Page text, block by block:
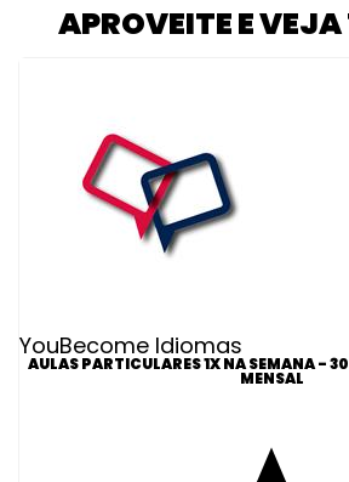
APROVEITE E
YouBecome Idiomas
AULAS PARTICULARES 1X NA SEMANA -
MENSAL